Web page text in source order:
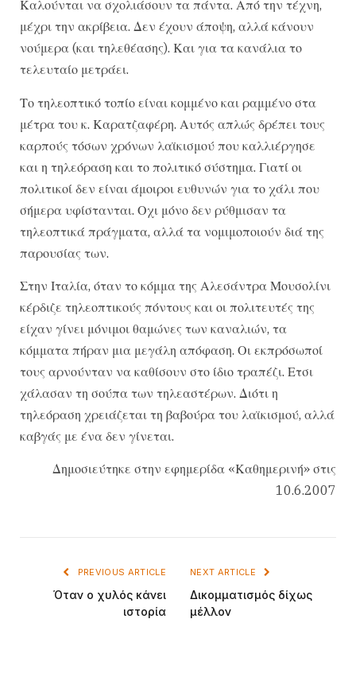
Καλούνται να σχολιάσουν τα πάντα. Από την τέχνη,
μέχρι την ακρίβεια. Δεν έχουν άποψη, αλλά κάνουν
νούμερα (και τηλεθέασης). Και για τα κανάλια το
τελευταίο μετράει.
Το τηλεοπτικό τοπίο είναι κομμένο και ραμμένο στα
μέτρα του κ. Καρατζαφέρη. Αυτός απλώς δρέπει τους
καρπούς τόσων χρόνων λαϊκισμού που καλλιέργησε
και η τηλεόραση και το πολιτικό σύστημα. Γιατί οι
πολιτικοί δεν είναι άμοιροι ευθυνών για το χάλι που
σήμερα υφίστανται. Οχι μόνο δεν ρύθμισαν τα
τηλεοπτικά πράγματα, αλλά τα νομιμοποιούν διά της
παρουσίας των.
Στην Ιταλία, όταν το κόμμα της Αλεσάντρα Μουσολίνι
κέρδιζε τηλεοπτικούς πόντους και οι πολιτευτές της
είχαν γίνει μόνιμοι θαμώνες των καναλιών, τα
κόμματα πήραν μια μεγάλη απόφαση. Οι εκπρόσωποί
τους αρνούνταν να καθίσουν στο ίδιο τραπέζι. Ετσι
χάλασαν τη σούπα των τηλεαστέρων. Διότι η
τηλεόραση χρειάζεται τη βαβούρα του λαϊκισμού, αλλά
καβγάς με ένα δεν γίνεται.
Δημοσιεύτηκε στην εφημερίδα «Καθημερινή» στις
10.6.2007
PREVIOUS ARTICLE
Όταν ο χυλός κάνει
ιστορία
NEXT ARTICLE
Δικομματισμός δίχως
μέλλον